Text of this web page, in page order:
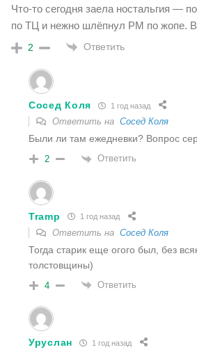
Что-то сегодня заела ностальгия —
по ТЦ и нежно шлёпнул РМ по жопе.
2 Ответить
Сосед Коля 1 год назад
Ответить на Сосед Коля
Были ли там ежедневки? Вопрос
2 Ответить
Tramp 1 год назад
Ответить на Сосед Коля
Тогда старик еще огого был, без
толстовщины)
4 Ответить
Уруслан 1 год назад